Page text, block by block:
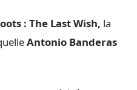
: The Last Wish, la
Antonio Banderas